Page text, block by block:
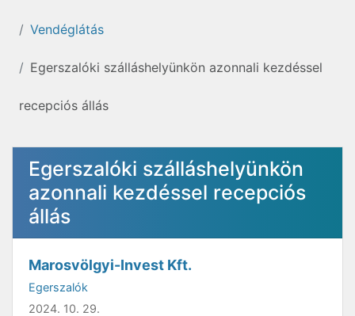
Vendéglátás
Egerszalóki szálláshelyünkön azonnali kezdéssel
recepciós állás
Egerszalóki szálláshelyünkön
azonnali kezdéssel recepciós
állás
Marosvölgyi-Invest Kft.
Egerszalók
2024. 10. 29.